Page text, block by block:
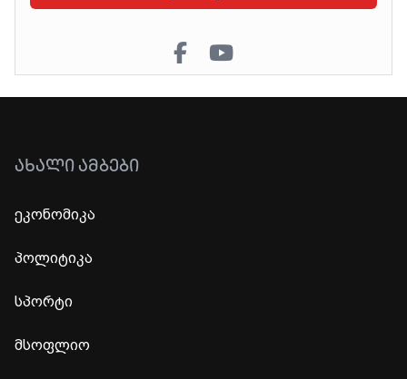
ᲐᲮᲐᲚᲘ ᲐᲛᲑᲔᲑᲘ
ეკონომიკა
პოლიტიკა
სპორტი
მსოფლიო